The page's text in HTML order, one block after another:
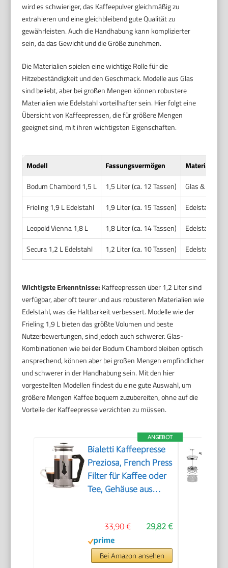
wird es schwieriger, das Kaffeepulver gleichmäßig zu
extrahieren und eine gleichbleibend gute Qualität zu
gewährleisten. Auch die Handhabung kann komplizierter
sein, da das Gewicht und die Größe zunehmen.
Die Materialien spielen eine wichtige Rolle für die
Hitzebeständigkeit und den Geschmack. Modelle aus Glas
sind beliebt, aber bei großen Mengen können robustere
Materialien wie Edelstahl vorteilhafter sein. Hier folgt eine
Übersicht von Kaffeepressen, die für größere Mengen
geeignet sind, mit ihren wichtigsten Eigenschaften.
Modell Fassungsvermögen
Material
Bodum Chambord 1,5 L
1,5 Liter (ca. 12 Tassen)
Glas &
Frieling 1,9 L Edelstahl
1,9 Liter (ca. 15 Tassen)
Edelstahl
Leopold Vienna 1,8 L
1,8 Liter (ca. 14 Tassen)
Edelstahl &
Secura 1,2 L Edelstahl
1,2 Liter (ca. 10 Tassen) Edelstahl
Wichtigste Erkenntnisse: Kaffeepressen über 1,2 Liter sind
verfügbar, aber oft teurer und aus robusteren Materialien wie
Edelstahl, was die Haltbarkeit verbessert. Modelle wie der
Frieling 1,9 L bieten das größte Volumen und beste
Nutzerbewertungen, sind jedoch auch schwerer. Glas-
Kombinationen wie bei der Bodum Chambord bleiben optisch
ansprechend, können aber bei großen Mengen empfindlicher
und schwerer in der Handhabung sein. Mit den hier
vorgestellten Modellen findest du eine gute Auswahl, um
größere Mengen Kaffee bequem zuzubereiten, ohne auf die
Vorteile der Kaffeepresse verzichten zu müssen.
ANGEBOT
Bialetti Kaffeepresse
Preziosa, French Press
Filter für Kaffee oder
Tee, Gehäuse aus
Borosilikatglas,
spülmaschinenfest, 1
Liter, 8 Tassen, Silber
29,82 €
33,90 €
Bei Amazon ansehen